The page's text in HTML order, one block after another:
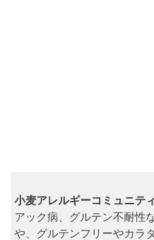
小麦アレルギーコミュニテ
アック病、グルテン不耐性
や、グルテンフリーやカラ